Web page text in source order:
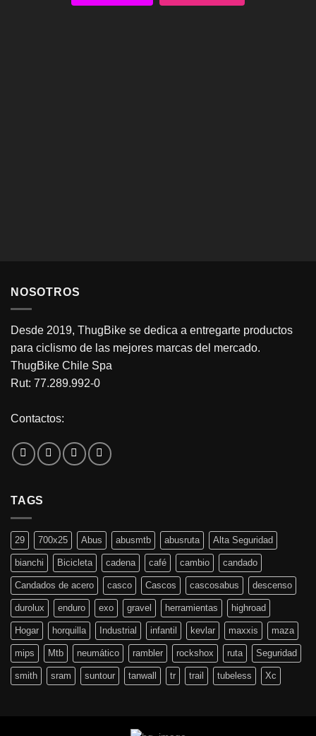
NOSOTROS
Desde 2019, ThugBike se dedica a entregarte productos
para ciclismo de las mejores marcas del mercado.
ThugBike Chile Spa
Rut: 77.289.992-0
Contactos:
TAGS
29 700x25 Abus abusmtb abusruta Alta Seguridad
bianchi Bicicleta cadena café cambio candado
Candados de acero casco Cascos cascosabus descenso
durolux enduro exo gravel herramientas highroad
Hogar horquilla Industrial infantil kevlar maxxis maza
mips Mtb neumático rambler rockshox ruta Seguridad
smith sram suntour tanwall tr trail tubeless Xc